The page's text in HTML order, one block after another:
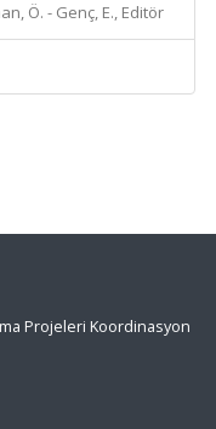
Ö. - Genç, E., Editör
Projeleri Koordinasyon